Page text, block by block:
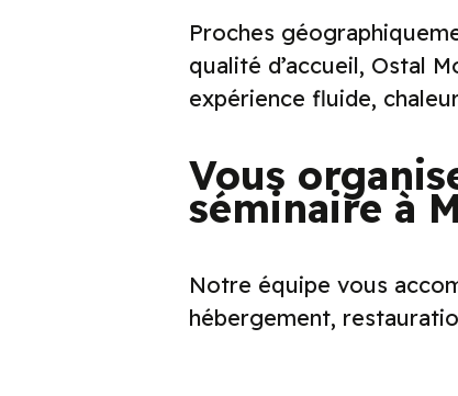
Proches
qualité d’accueil, Ostal
expérience fluide,
Vous
séminaire à
Notre équipe vous
hébergement,